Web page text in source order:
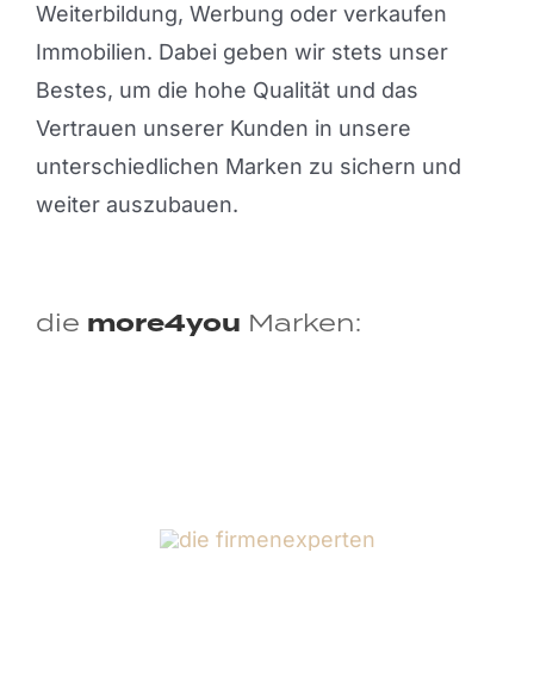
Weiterbildung, Werbung oder verkaufen
Immobilien. Dabei geben wir stets unser
Bestes, um die hohe Qualität und das
Vertrauen unserer Kunden in unsere
unterschiedlichen Marken zu sichern und
weiter auszubauen.
die more4you Marken: